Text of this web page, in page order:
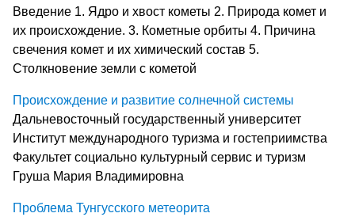
Введение 1. Ядро и хвост кометы 2. Природа комет и
их происхождение. 3. Кометные орбиты 4. Причина
свечения комет и их химический состав 5.
Столкновение земли с кометой
Происхождение и развитие солнечной системы
Дальневосточный государственный университет
Институт международного туризма и гостеприимства
Факультет социально культурный сервис и туризм
Груша Мария Владимировна
Проблема Тунгусского метеорита